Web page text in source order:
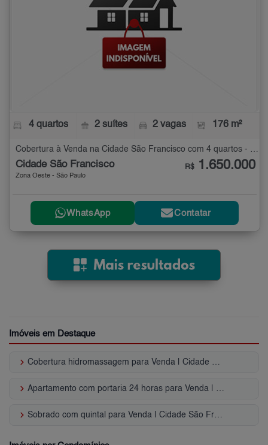
4 quartos 2 suítes 2 vagas 176 m²
Cobertura à Venda na Cidade São Francisco com 4 quartos - 176 m²
Cidade São Francisco
Zona Oeste - São Paulo
R$ 1.650.000
WhatsApp Contatar
Imóveis em Destaque
keyboard_arrow_right Cobertura hidromassagem para Venda | Cidade São Francisco
keyboard_arrow_right Apartamento com portaria 24 horas para Venda | Cidade São Francisco
keyboard_arrow_right Sobrado com quintal para Venda | Cidade São Francisco